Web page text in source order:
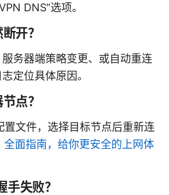
DNS”选项。
开？
务器端策略变更、或自动重连
定位具体原因。
点？
文件，选择目标节点后重新连
全面指南，给你更安全的上网体
手失败？